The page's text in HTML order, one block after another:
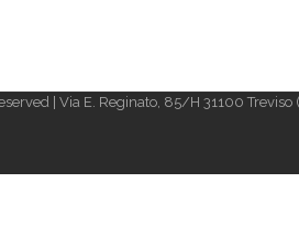
| Via E. Reginato, 85/H 31100